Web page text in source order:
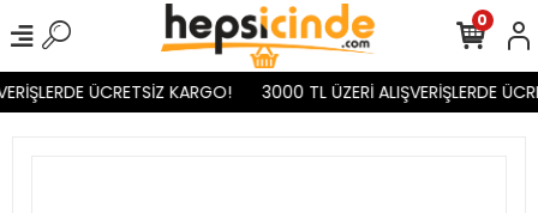
ÜCRETSİZ KARGO! 3000 TL ÜZERİ ALIŞVERİŞLERDE
0